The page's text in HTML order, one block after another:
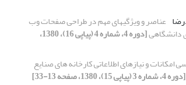
عناصر و ویژگیهای مهم در طراحی صفحات وب
دانشگاهی [دوره 4، شماره 4 (پیاپی 16)، 1380،
امکانات و نیازهای اطلاعاتی کارخانه های صنایع
[دوره 4، شماره 3 (پیاپی 15)، 1380، صفحه 13-33]